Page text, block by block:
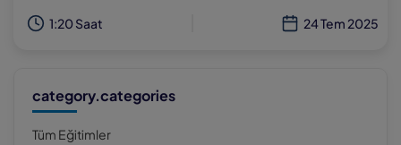
1:20 Saat 24 Tem 2025
category.categories
Tüm Eğitimler